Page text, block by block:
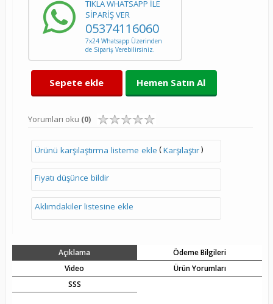
TIKLA WHATSAPP İLE
SİPARİŞ VER
05374116060
7x24 Whatsapp Üzerinden
de Sipariş Verebilirsiniz.
Sepete ekle Hemen Satın Al
Yorumları oku (0)
Ürünü karşılaştırma listeme ekle (Karşılaştır)
Fiyatı düşünce bildir
Aklımdakiler listesine ekle
Açıklama
Ödeme Bilgileri
Video
Ürün Yorumları
SSS